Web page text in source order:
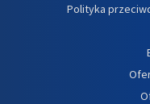
Polityka